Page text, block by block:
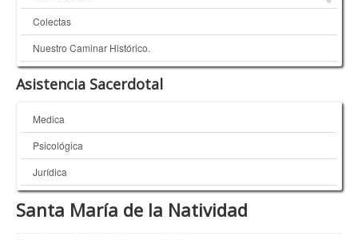
Colectas
Nuestro Caminar Histórico.
Asistencia Sacerdotal
Medica
Psicológica
Jurídica
Santa María de la Natividad